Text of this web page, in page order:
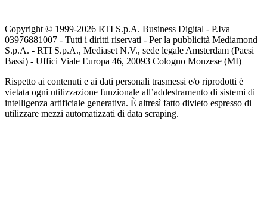
Copyright © 1999-2026 RTI S.p.A. Business Digital - P.Iva
03976881007 - Tutti i diritti riservati - Per la pubblicità Mediamond
S.p.A. - RTI S.p.A., Mediaset N.V., sede legale Amsterdam (Paesi
Bassi) - Uffici Viale Europa 46, 20093 Cologno Monzese (MI)
Rispetto ai contenuti e ai dati personali trasmessi e/o riprodotti è
vietata ogni utilizzazione funzionale all’addestramento di sistemi di
intelligenza artificiale generativa. È altresì fatto divieto espresso di
utilizzare mezzi automatizzati di data scraping.